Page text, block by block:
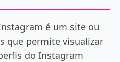
é um site ou
que permite visualizar
do Instagram